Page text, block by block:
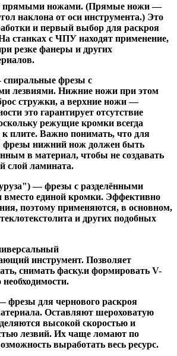
прямыми ножами. (Прямые ножи —
наклона от оси инструмента.) Это
и первый выбор для раскроя
станках с ЧПУ находят применение,
резке фанеры и других
фрезы с
лезвиями. Нижние ножи при этом
стружки, а верхние ножи —
это гарантирует отсутствие
режущие кромки всегда
плите. Важно понимать, что для
фрезы нижний нож должен быть
в материал, чтобы не создавать
слой ламината.
— фрезы с разделёнными
единой кромки. Эффективно
поэтому применяются, в основном,
и других подобных
инструмент. Позволяет
снимать фаску.и формировать V-
фрезы для чернового раскроя
Оставляют шероховатую
высокой скоростью и
лезвий. Их чаще ломают по
выработать весь ресурс.